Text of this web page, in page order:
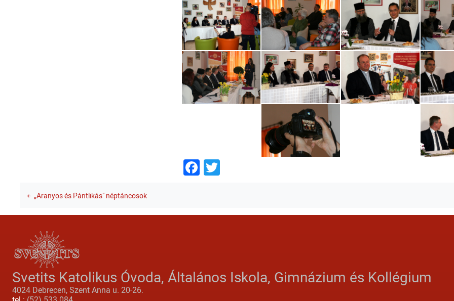
Facebook
„Aranyos és Pántlikás" néptáncosok
Svetits Katolikus Óvoda, Általános Iskola, Gimnázium és Kollégium
4024 Debrecen, Szent Anna u. 20-26.